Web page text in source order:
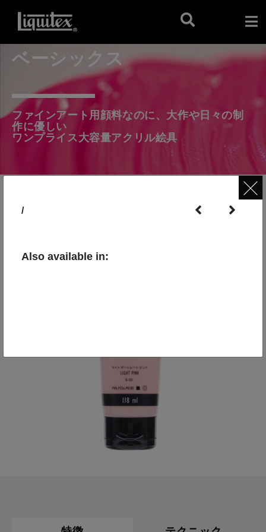
ベーシックス
ファインアート用顔料なのに、大作や日々の制
作に優しい
ワンプライス大容量アクリル絵具
/
Also available in: